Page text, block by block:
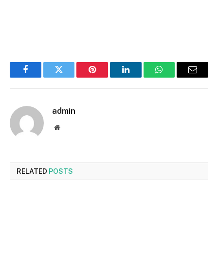
FacebookTwitter Pinterest LinkedInWhatsAppEmail
admin
Website
RELATED POSTS